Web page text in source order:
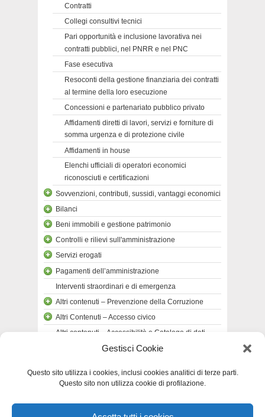
Gestisci Cookie
Questo sito utilizza i cookies, inclusi cookies analitici di terze parti.
Questo sito non utilizza cookie di profilazione.
Contratti
Collegi consultivi tecnici
Pari opportunità e inclusione lavorativa nei
contratti pubblici, nel PNRR e nel PNC
Fase esecutiva
Resoconti della gestione finanziaria dei contratti
al termine della loro esecuzione
Concessioni e partenariato pubblico privato
Affidamenti diretti di lavori, servizi e forniture di
somma urgenza e di protezione civile
Affidamenti in house
Elenchi ufficiali di operatori economici
riconosciuti e certificazioni
Sovvenzioni, contributi, sussidi, vantaggi economici
Bilanci
Beni immobili e gestione patrimonio
Controlli e rilievi sull'amministrazione
Servizi erogati
Pagamenti dell’amministrazione
Interventi straordinari e di emergenza
Altri contenuti – Prevenzione della Corruzione
Altri Contenuti – Accesso civico
Altri contenuti – Accessibilità e Catalogo di dati,
metadati e banche dati